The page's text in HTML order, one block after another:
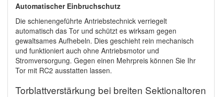
Automatischer Einbruchschutz
Die schienengeführte Antriebstechnick verriegelt
automatisch das Tor und schützt es wirksam gegen
gewaltsames Aufhebeln. Dies geschieht rein mechanisch
und funktioniert auch ohne Antriebsmotor und
Stromversorgung. Gegen einen Mehrpreis können Sie Ihr
Tor mit RC2 ausstatten lassen.
Torblattverstärkung bei breiten Sektionaltoren